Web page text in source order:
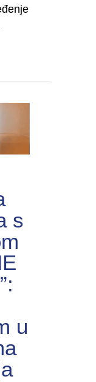
Od vizije do
s
u